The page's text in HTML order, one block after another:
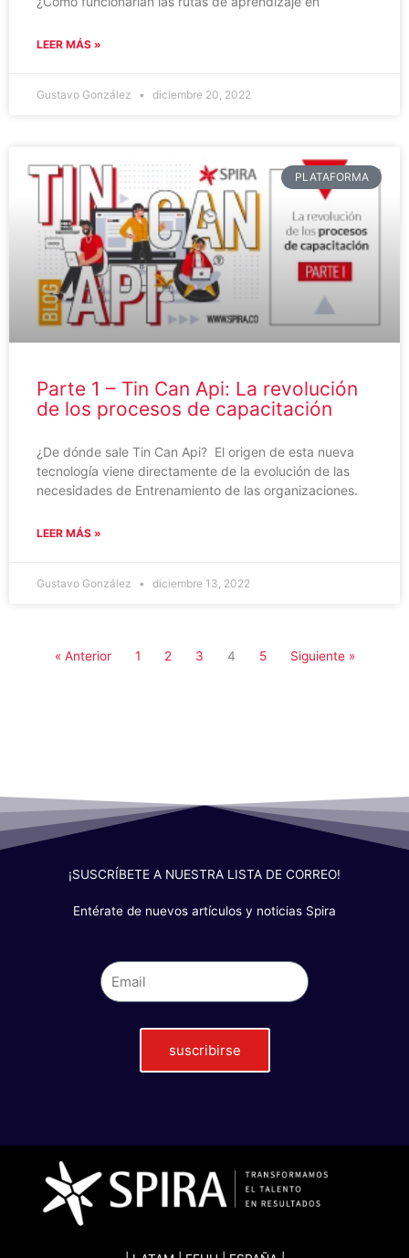
LEER MÁS »
Gustavo González diciembre 20, 2022
PLATAFORMA
Parte 1 – Tin Can Api: La revolución
de los procesos de capacitación
¿De dónde sale Tin Can Api? El origen de esta nueva
tecnología viene directamente de la evolución de las
necesidades de Entrenamiento de las organizaciones.
LEER MÁS »
Gustavo González diciembre 13, 2022
« Anterior 1 2 3 4 5 Siguiente »
¡SUSCRÍBETE A NUESTRA LISTA DE CORREO!
Entérate de nuevos artículos y noticias Spira
suscribirse